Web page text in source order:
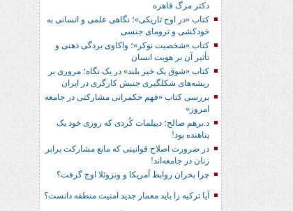
دکتر مرگ قاهره
کتاب «در اوج تاریکی»؛ نگاهی علمی و انسانی به
خودکشی و ترومای جنسی
کتاب «شخصیت نوکر»؛ واکاوی بردگی ذهنی و
تأثیر آن بر هویت انسان
کتاب «شوق یک خیز بلند» در یک نگاه؛ مروری بر
ریشه‌های شکل‎گیری جنبش کارگری در ایران
بررسی کتاب «فهم حکمرانی مشارکتی در جامعه
امروز»
د.برهم صالح؛ دیپلمات کُردی که روزی خود یک
پناهنده بود!
در ضرورت اصلاح قوانینی که مانع مشارکت برابر
زنان در جامعه‌اند!
چرا بحران روابط آمریکا و ونزوئلا اوج گرفت؟
آیا ترکیه را باید معمار جدید امنیت منطقه دانست؟